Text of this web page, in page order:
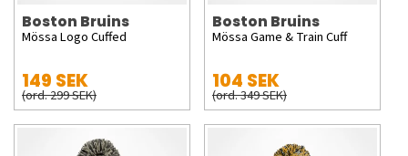
Boston Bruins
Mössa Logo Cuffed
149 SEK
(ord. 299 SEK)
Boston Bruins
Mössa Game & Train Cuff
104 SEK
(ord. 349 SEK)